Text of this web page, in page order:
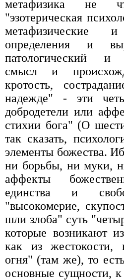
метафизика не
"эзотерическая
метафизические и
определения и
патологический и
смысл и
кротость,
надежде" - эти
добродетели или
стихии бога" (О
так сказать,
элементы божества.
ни борьбы, ни муки,
аффекты
единства и
"высокомерие,
шли злоба" суть
которые возникают
как из жестокости,
огня" (там же), то
основные сущности, к